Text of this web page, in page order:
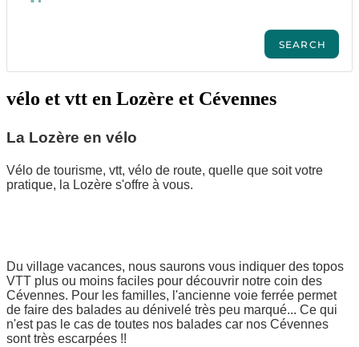
vélo et vtt en Lozère et Cévennes
La Lozère en vélo
Vélo de tourisme, vtt, vélo de route, quelle que soit votre
pratique, la Lozère s'offre à vous.
Du village vacances, nous saurons vous indiquer des topos
VTT plus ou moins faciles pour découvrir notre coin des
Cévennes. Pour les familles, l'ancienne voie ferrée permet
de faire des balades au dénivelé très peu marqué... Ce qui
n'est pas le cas de toutes nos balades car nos Cévennes
sont très escarpées !!